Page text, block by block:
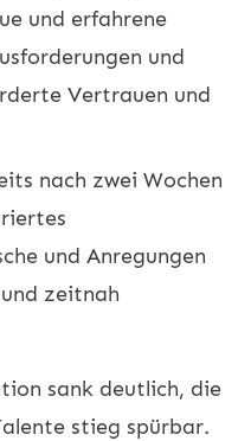
und erfahrene
und
Vertrauen und
nach zwei Wochen
und Anregungen
zeitnah
sank deutlich, die
stieg spürbar.